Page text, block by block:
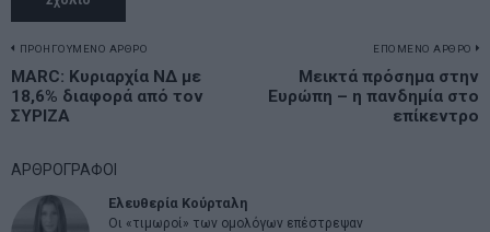
Πλοήγηση
άρθρων
ΠΡΟΗΓΟΥΜΕΝΟ ΑΡΘΡΟ
Previous
post:
MARC: Κυριαρχία ΝΔ με
18,6% διαφορά από τον
ΣΥΡΙΖΑ
ΕΠΟΜΕΝΟ ΑΡΘΡΟ
Μεικτά πρόσημα στην
Ευρώπη – η πανδημία στο
επίκεντρο
ΑΡΘΡΟΓΡΑΦΟΙ
Ελευθερία Κούρταλη
Οι «τιμωροί» των ομολόγων επέστρεψαν